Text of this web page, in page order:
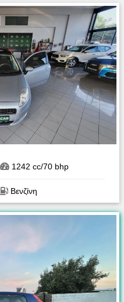
1242 cc/70 bhp
Βενζίνη